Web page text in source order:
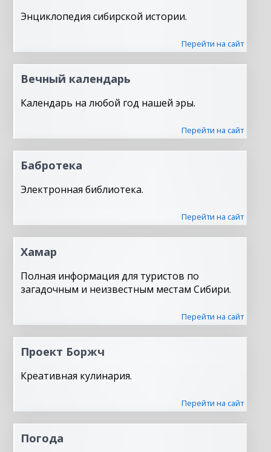
Энциклопедия сибирской истории.
Перейти на сайт
Вечный календарь
Календарь на любой год нашей эры.
Перейти на сайт
Бабротека
Электронная библиотека.
Перейти на сайт
Хамар
Полная информация для туристов по
загадочным и неизвестным местам Сибири.
Перейти на сайт
Проект Боржч
Креативная кулинария.
Перейти на сайт
Погода